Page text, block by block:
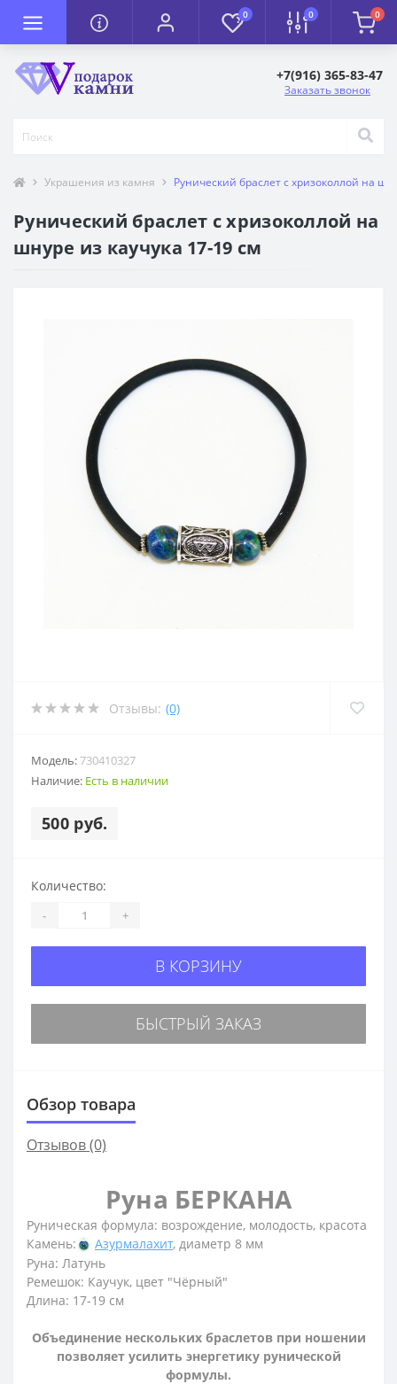
0 0 0
+7(916) 365-83-47
Заказать звонок
Украшения из камня Рунический браслет с хризоколлой на
Рунический браслет с хризоколлой на
шнуре из каучука 17-19 см
Отзывы: (0)
Модель:730410327
Наличие: Есть в наличии
500 руб.
Количество:
- +
В КОРЗИНУ
БЫСТРЫЙ ЗАКАЗ
Обзор товара
Отзывов (0)
Руна БЕРКАНА
Руническая формула: возрождение, молодость, красота
Камень:
Азурмалахит, диаметр 8 мм
Руна: Латунь
Ремешок: Каучук, цвет "Чёрный"
Длина: 17-19 см
Объединение нескольких браслетов при ношении
позволяет усилить энергетику рунической
формулы.